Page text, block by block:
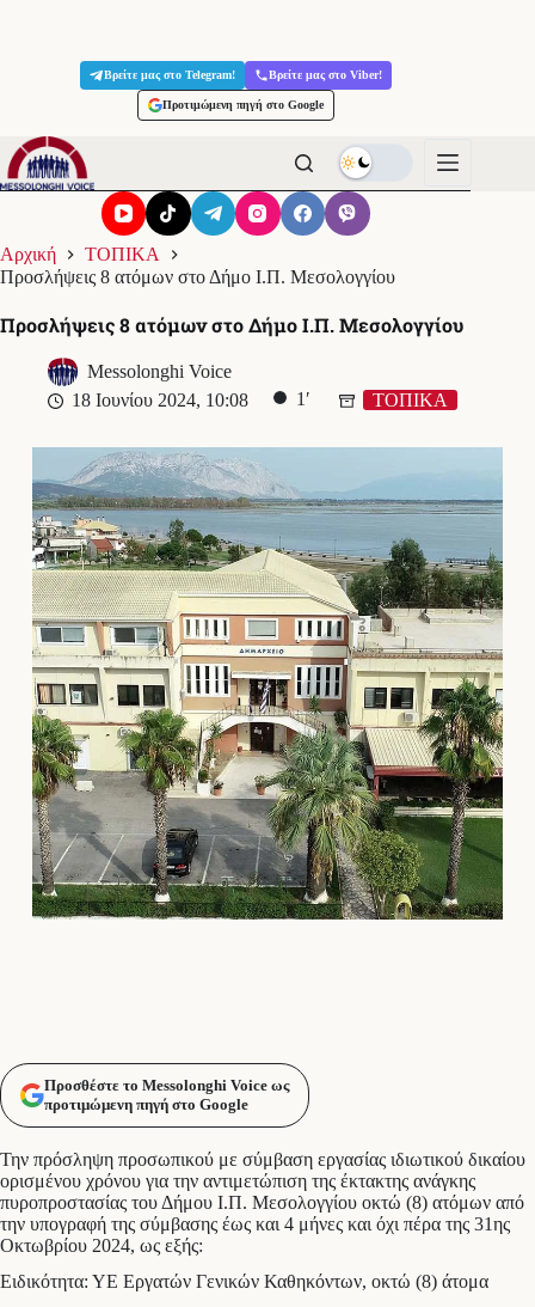
Βρείτε μας στο Telegram! Βρείτε μας στο Viber!
Προτιμώμενη πηγή στο Google
Αρχική
ΤΟΠΙΚΑ
Προσλήψεις 8 ατόμων στο Δήμο Ι.Π. Μεσολογγίου
Προσλήψεις 8 ατόμων στο Δήμο Ι.Π. Μεσολογγίου
Messolonghi Voice
18 Ιουνίου 2024, 10:08
1′ ΤΟΠΙΚΑ
Προσθέστε το Messolonghi Voice ως
προτιμώμενη πηγή στο Google
Την πρόσληψη προσωπικού με σύμβαση εργασίας ιδιωτικού δικαίου
ορισμένου χρόνου για την αντιμετώπιση της έκτακτης ανάγκης
πυροπροστασίας του Δήμου Ι.Π. Μεσολογγίου οκτώ (8) ατόμων από
την υπογραφή της σύμβασης έως και 4 μήνες και όχι πέρα της 31ης
Οκτωβρίου 2024, ως εξής:
Ειδικότητα: ΥΕ Εργατών Γενικών Καθηκόντων, οκτώ (8) άτομα